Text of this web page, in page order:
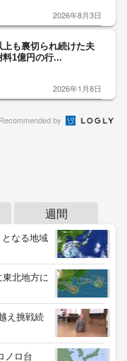
2026年8月3日
も裏切られ続けた夫
料1億円の行...
2026年1月8日
Recommended by
週間
なる地域
東北地方に
え挑戦続
ノロ台